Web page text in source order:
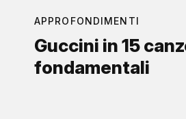
APPROFONDIMENTI
Guccini in 15
fondamentali